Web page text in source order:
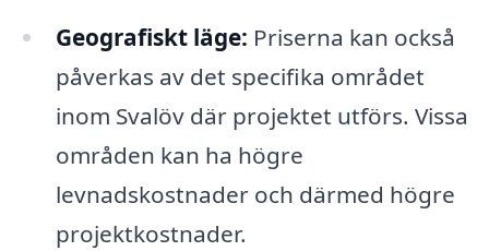
Geografiskt läge: Priserna kan också
påverkas av det specifika området
inom Svalöv där projektet utförs. Vissa
områden kan ha högre
levnadskostnader och därmed högre
projektkostnader.